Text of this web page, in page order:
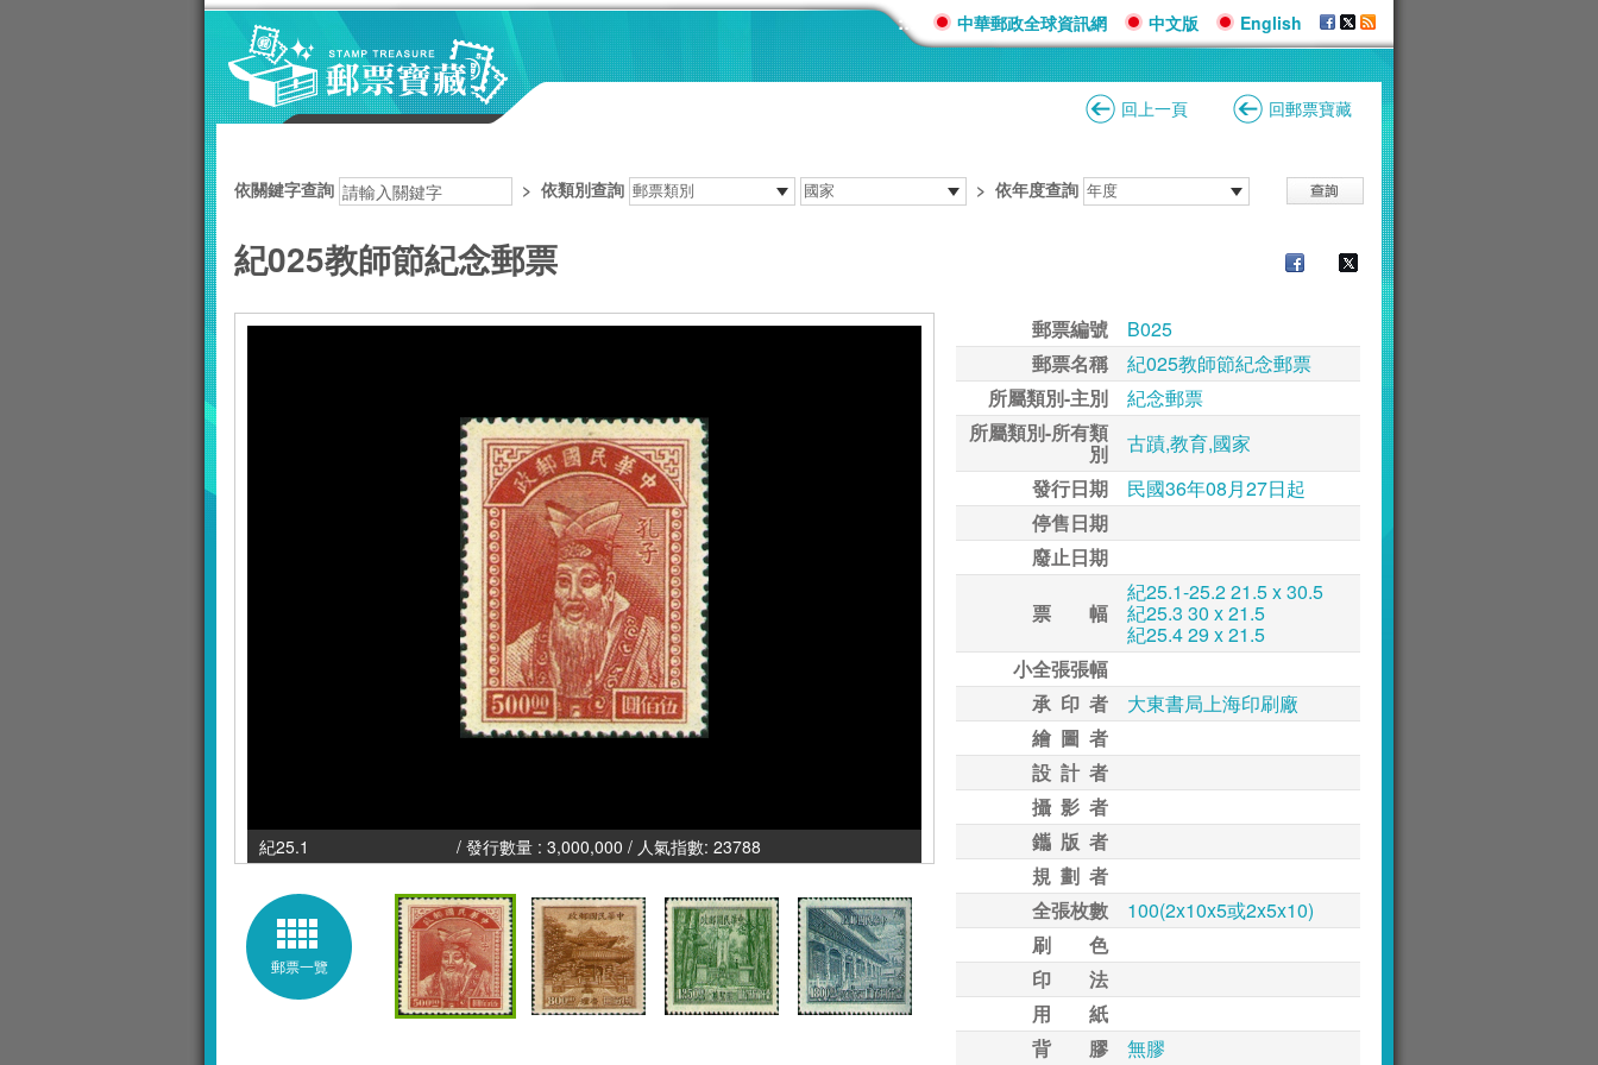
::: 中華郵政全球資訊網 中文版 English
回上一頁 回郵票寶藏
依關鍵字查詢 > 依類別查詢 > 依年度查詢
紀025教師節紀念郵票
紀25.1 / 發行數量 : 3,000,000 / 人氣指數: 23788
郵票一覽
郵票編號
B025
郵票名稱
紀025教師節紀念郵票
所屬類別-主別
紀念郵票
所屬類別-所有類
別
古蹟,教育,國家
發行日期
民國36年08月27日起
停售日期
廢止日期
票 幅
紀25.1-25.2 21.5 x 30.5
紀25.3 30 x 21.5
紀25.4 29 x 21.5
小全張張幅
承 印 者
大東書局上海印刷廠
繪 圖 者
設 計 者
攝 影 者
鑴 版 者
規 劃 者
全張枚數
100(2x10x5或2x5x10)
刷 色
印 法
用 紙
背 膠
無膠